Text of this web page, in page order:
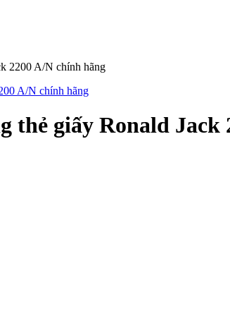
2200 A/N chính hãng
thẻ giấy Ronald Jack